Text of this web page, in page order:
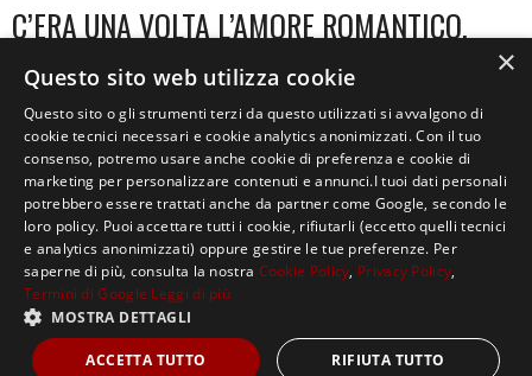
C’ERA UNA VOLTA L’AMORE ROMANTICO.
ORA LE STORIE DISINCANTATE FIRMATE
NETFLIX
«Tutte le famiglie felici sono simili tra loro, ogni
famiglia infelice è infelice a modo…
Copyright ©2021, MASTERX Tutti i diritti riservati.
×
Questo sito web utilizza cookie
Questo sito o gli strumenti terzi da questo utilizzati si avvalgono di
cookie tecnici necessari e cookie analytics anonimizzati. Con il tuo
consenso, potremo usare anche cookie di preferenza e cookie di
marketing per personalizzare contenuti e annunci.I tuoi dati personali
potrebbero essere trattati anche da partner come Google, secondo le
loro policy. Puoi accettare tutti i cookie, rifiutarli (eccetto quelli tecnici
e analytics anonimizzati) oppure gestire le tue preferenze. Per
saperne di più, consulta la nostra Cookie Policy, Privacy Policy,
Termini di Google Leggi di più
MOSTRA DETTAGLI
ACCETTA TUTTO RIFIUTA TUTTO